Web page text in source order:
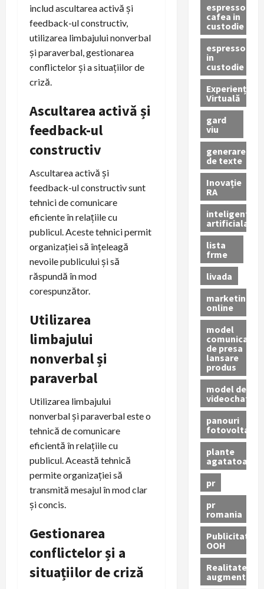
includ ascultarea activă și
feedback-ul constructiv,
utilizarea limbajului nonverbal
și paraverbal, gestionarea
conflictelor și a situațiilor de
criză.
Ascultarea activă și
feedback-ul
constructiv
Ascultarea activă și
feedback-ul constructiv sunt
tehnici de comunicare
eficiente în relațiile cu
publicul. Aceste tehnici permit
organizației să înțeleagă
nevoile publicului și să
răspundă în mod
corespunzător.
Utilizarea
limbajului
nonverbal și
paraverbal
Utilizarea limbajului
nonverbal și paraverbal este o
tehnică de comunicare
eficientă în relațiile cu
publicul. Această tehnică
permite organizației să
transmită mesajul în mod clar
și concis.
Gestionarea
conflictelor și a
situațiilor de criză
espressor
cafea in
custodie
espressor
in
custodie
Experiență
Virtuală
gard
viu
generare
de texte
Inovație
RA
inteligenta
artificiala
lista
frme
livada
marketing
online
model
comunicat
de presa
lansare
produs
model de
videochat
panouri
fotovoltaice
plante
agatatoare
pr
pr
romania
Publicitate
OOH
Realitatea
augmentată